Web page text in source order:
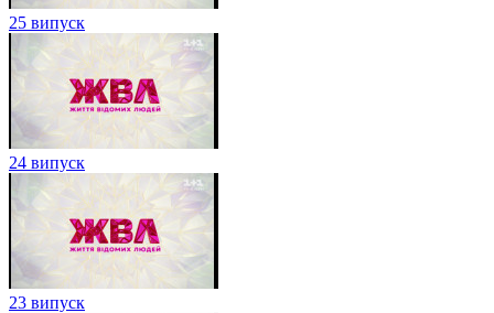
25 випуск
24 випуск
23 випуск